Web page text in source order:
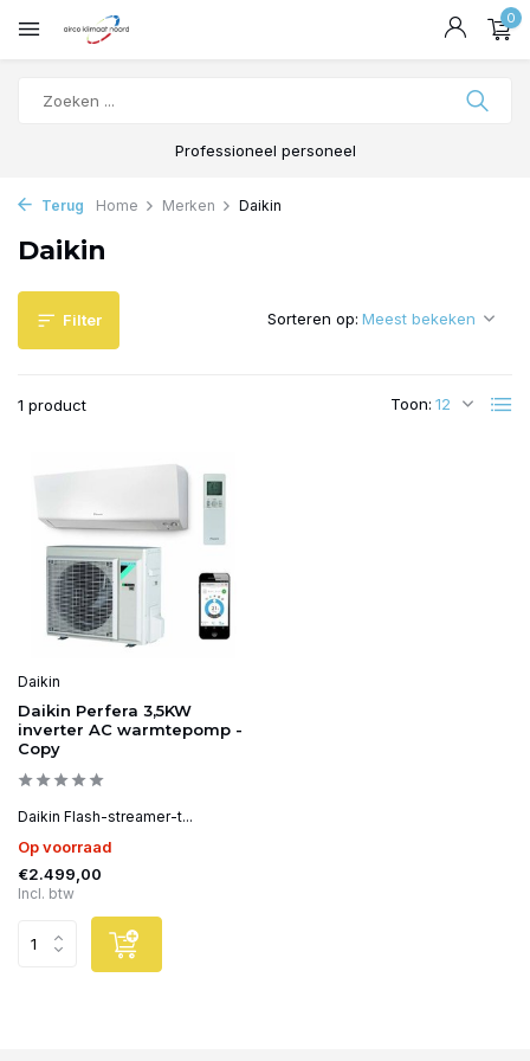
0
Professioneel personeel
Terug Home Merken Daikin
Daikin
Filter
1 product Toon:
Sorteren op:
Daikin
Daikin Perfera 3,5KW
inverter AC warmtepomp -
Copy
Daikin Flash-streamer-t...
Op voorraad
€2.499,00
Incl. btw